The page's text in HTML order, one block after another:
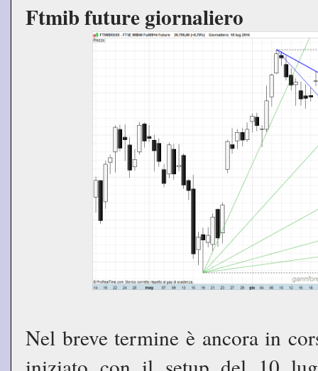
Ftmib future giornaliero
Nel breve termine è ancora in